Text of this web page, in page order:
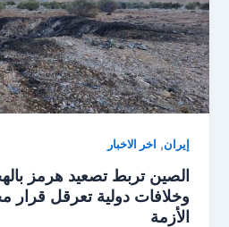
إيران, اخر الاخبار
الصين تربط تصعيد هرمز
وخلافات دولية تعرقل
الأزمة